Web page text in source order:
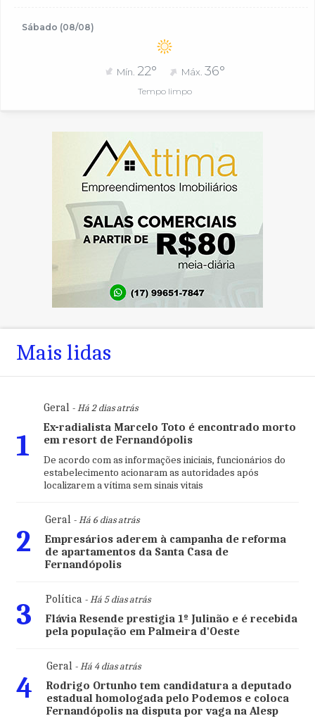
Sábado (08/08)
Mín. 22° Máx. 36°
Tempo limpo
Mais lidas
1
Geral- Há 2 dias atrás
Ex-radialista Marcelo Toto é encontrado morto
em resort de Fernandópolis
De acordo com as informações iniciais, funcionários do
estabelecimento acionaram as autoridades após
localizarem a vítima sem sinais vitais
2
Geral- Há 6 dias atrás
Empresários aderem à campanha de reforma
de apartamentos da Santa Casa de
Fernandópolis
3 Política- Há 5 dias atrás
Flávia Resende prestigia 1º Julinão e é recebida
pela população em Palmeira d'Oeste
4
Geral- Há 4 dias atrás
Rodrigo Ortunho tem candidatura a deputado
estadual homologada pelo Podemos e coloca
Fernandópolis na disputa por vaga na Alesp